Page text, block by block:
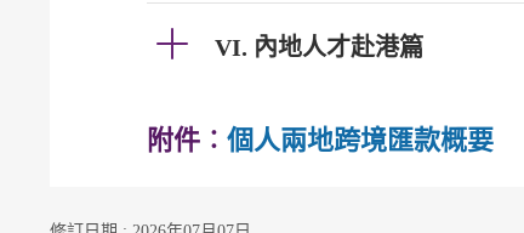
VI. 內地人才赴港篇
附件︰ 個人兩地跨境匯款概要